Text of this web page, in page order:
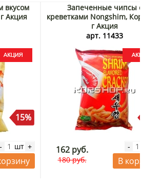
вкусом
Акция
15%
- шт +
Запеченные чипсы с
креветками Nongshim,
г Акция
арт. 11433
162 руб.
180 руб.
-
В